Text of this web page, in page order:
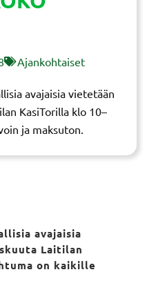
Ajankohtaiset
avajaisia vietetään
KasiTorilla klo 10–
ja maksuton.
avajaisia
Laitilan
on kaikille